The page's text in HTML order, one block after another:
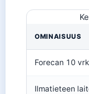
OMINAISUUS
Forecan 10
Ilmatieteen